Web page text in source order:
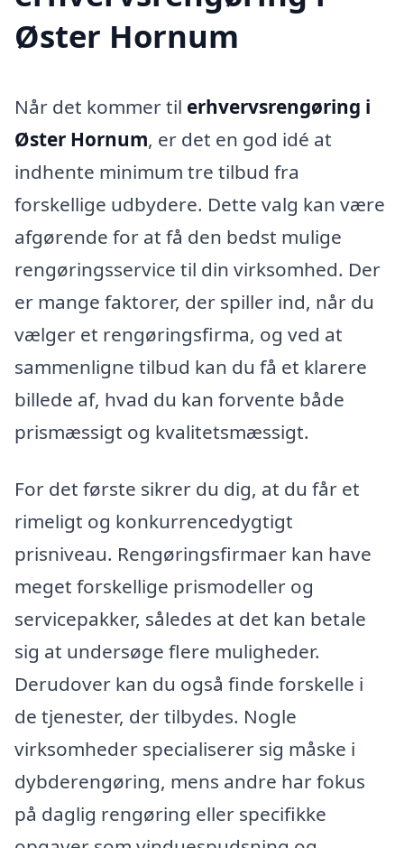
Øster Hornum
Når det kommer til erhvervsrengøring i
Øster Hornum, er det en god idé at
indhente minimum tre tilbud fra
forskellige udbydere. Dette valg kan være
afgørende for at få den bedst mulige
rengøringsservice til din virksomhed. Der
er mange faktorer, der spiller ind, når du
vælger et rengøringsfirma, og ved at
sammenligne tilbud kan du få et klarere
billede af, hvad du kan forvente både
prismæssigt og kvalitetsmæssigt.
For det første sikrer du dig, at du får et
rimeligt og konkurrencedygtigt
prisniveau. Rengøringsfirmaer kan have
meget forskellige prismodeller og
servicepakker, således at det kan betale
sig at undersøge flere muligheder.
Derudover kan du også finde forskelle i
de tjenester, der tilbydes. Nogle
virksomheder specialiserer sig måske i
dybderengøring, mens andre har fokus
på daglig rengøring eller specifikke